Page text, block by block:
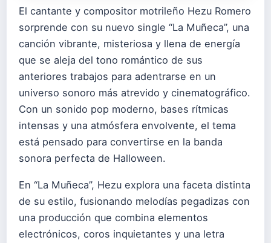
El cantante y compositor motrileño Hezu Romero
sorprende con su nuevo single “La Muñeca”, una
canción vibrante, misteriosa y llena de energía
que se aleja del tono romántico de sus
anteriores trabajos para adentrarse en un
universo sonoro más atrevido y cinematográfico.
Con un sonido pop moderno, bases rítmicas
intensas y una atmósfera envolvente, el tema
está pensado para convertirse en la banda
sonora perfecta de Halloween.
En “La Muñeca”, Hezu explora una faceta distinta
de su estilo, fusionando melodías pegadizas con
una producción que combina elementos
electrónicos, coros inquietantes y una letra